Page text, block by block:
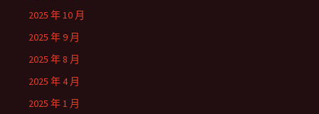
2025 年 10 月
2025 年 9 月
2025 年 8 月
2025 年 4 月
2025 年 1 月